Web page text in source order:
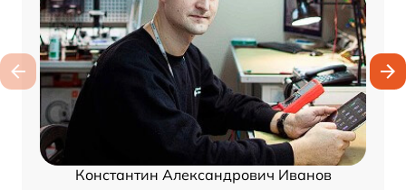
Константин Александрович Иванов